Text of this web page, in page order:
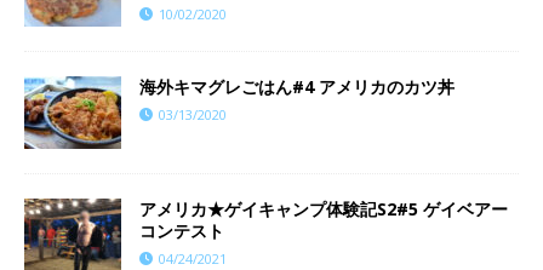
10/02/2020
海外キマグレごはん#4 アメリカのカツ丼
03/13/2020
アメリカ★ゲイキャンプ体験記S2#5 ゲイベアー
コンテスト
04/24/2021